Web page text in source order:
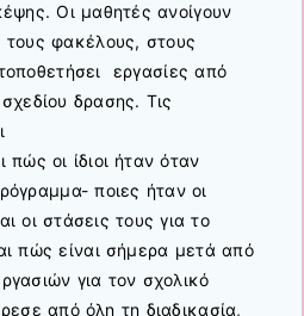
Οι μαθητές ανοίγουν
τους φακέλους, στους
εργασίες από
δρασης. Τις
πώς οι ίδιοι ήταν όταν
ποιες ήταν οι
οι στάσεις τους για το
πώς είναι σήμερα μετά από
για τον σχολικό
από όλη τη διαδικασία,